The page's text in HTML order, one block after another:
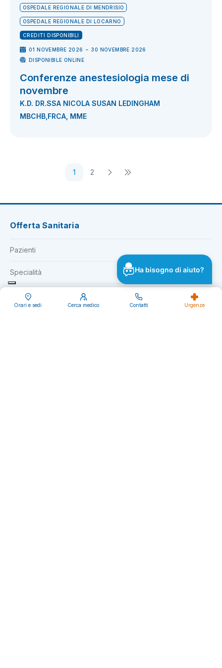
Orari e sedi Cerca medico Contatti Urgenze
OSPEDALE REGIONALE DI MENDRISIO
OSPEDALE REGIONALE DI LOCARNO
CREDITI DISPONIBILI
01 NOVEMBRE 2026 -30 NOVEMBRE 2026
DISPONIBILE ONLINE
Conferenze anestesiologia mese di
novembre
K.D. DR.SSA NICOLA SUSAN LEDINGHAM
MBCHB,FRCA, MME
1 2
Offerta Sanitaria
Pazienti
Specialità
Ospedali e Istituti
Ha bisogno di aiuto?